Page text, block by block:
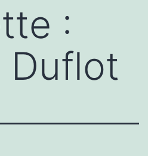
:
Duflot